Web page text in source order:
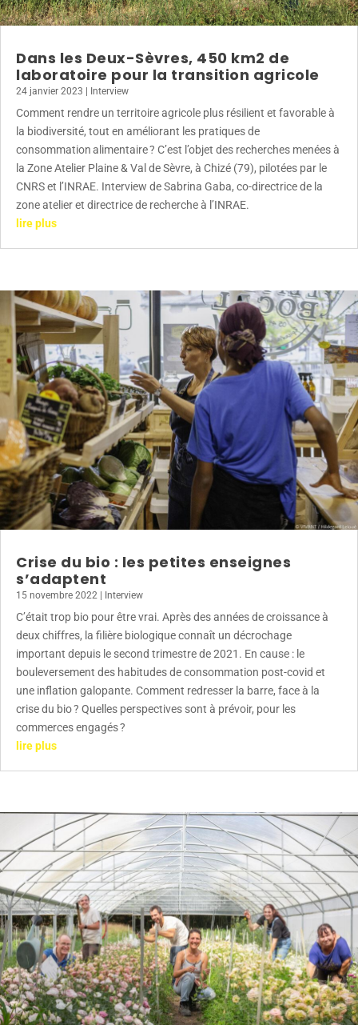
Dans les Deux-Sèvres, 450 km2 de
laboratoire pour la transition agricole
24 janvier 2023 Interview
Comment rendre un territoire agricole plus résilient et favorable à
la biodiversité, tout en améliorant les pratiques de
consommation alimentaire ? C’est l’objet des recherches menées à
la Zone Atelier Plaine & Val de Sèvre, à Chizé (79), pilotées par le
CNRS et l’INRAE. Interview de Sabrina Gaba, co-directrice de la
zone atelier et directrice de recherche à l’INRAE.
lire plus
Crise du bio : les petites enseignes
s’adaptent
15 novembre 2022 | Interview
C’était trop bio pour être vrai. Après des années de croissance à
deux chiffres, la filière biologique connaît un décrochage
important depuis le second trimestre de 2021. En cause : le
bouleversement des habitudes de consommation post-covid et
une inflation galopante. Comment redresser la barre, face à la
crise du bio ? Quelles perspectives sont à prévoir, pour les
commerces engagés ?
lire plus